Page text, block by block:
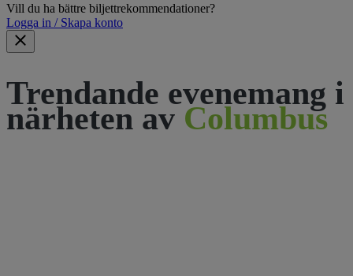
Vill du ha bättre biljettrekommendationer?
Logga in / Skapa konto
Trendande evenemang i
närheten av Columbus